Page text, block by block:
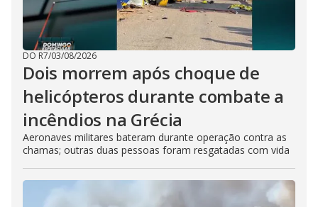
DO R7/03/08/2026
Dois morrem após choque de
helicópteros durante combate a
incêndios na Grécia
Aeronaves militares bateram durante operação contra as
chamas; outras duas pessoas foram resgatadas com vida